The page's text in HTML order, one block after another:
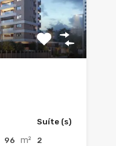
96 m²
Suíte (s)
2